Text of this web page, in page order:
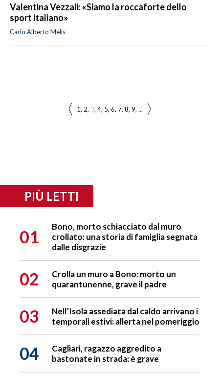
Valentina Vezzali: «Siamo la roccaforte dello
sport italiano»
Carlo Alberto Melis
1 2 3 4 5 6 7 8 9 ...
PIÙ LETTI
01
Bono, morto schiacciato dal muro
crollato: una storia di famiglia segnata
dalle disgrazie
02
Crolla un muro a Bono: morto un
quarantunenne, grave il padre
03
Nell’Isola assediata dal caldo arrivano i
temporali estivi: allerta nel pomeriggio
04
Cagliari, ragazzo aggredito a
bastonate in strada: è grave